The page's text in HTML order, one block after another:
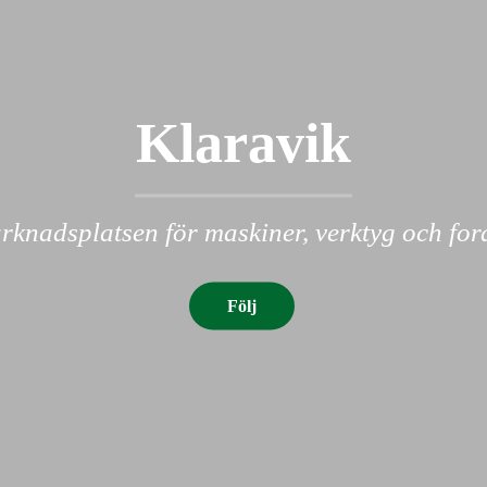
Klaravik
för maskiner, verktyg och
Följ